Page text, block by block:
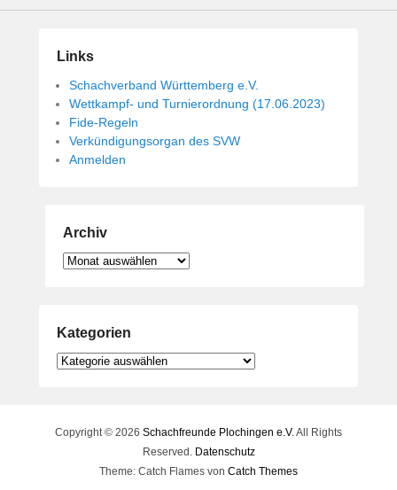
Links
Schachverband Württemberg e.V.
Wettkampf- und Turnierordnung (17.06.2023)
Fide-Regeln
Verkündigungsorgan des SVW
Anmelden
Archiv
Archiv
Kategorien
Kategorien
Copyright © 2026 Schachfreunde Plochingen e.V.All Rights
Reserved. Datenschutz
Theme: Catch Flames von Catch Themes